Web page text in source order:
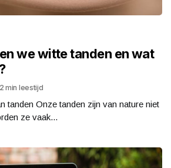
we witte tanden en wat
2 min leestijd
tanden Onze tanden zijn van nature niet
ze vaak...